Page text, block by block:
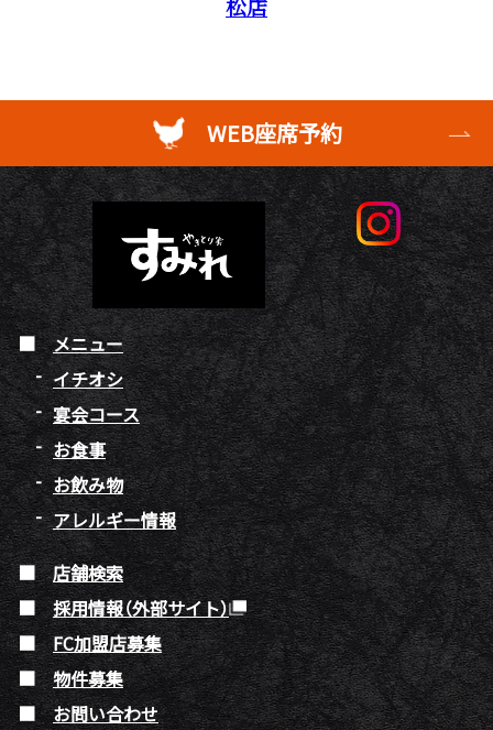
WEB座席予約
メニュー
イチオシ
宴会コース
お食事
お飲み物
アレルギー情報
店舗検索
採用情報（外部サイト）
FC加盟店募集
物件募集
お問い合わせ